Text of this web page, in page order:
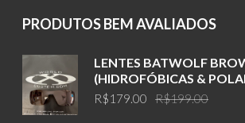
PRODUTOS BEM AVALIADOS
LENTES BATWOLF
(HIDROFÓBICAS &
R$199.00
R$179.00